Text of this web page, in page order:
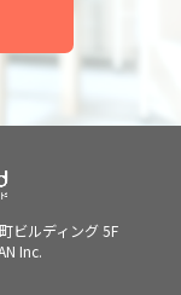
ビルディング 5F
Inc.